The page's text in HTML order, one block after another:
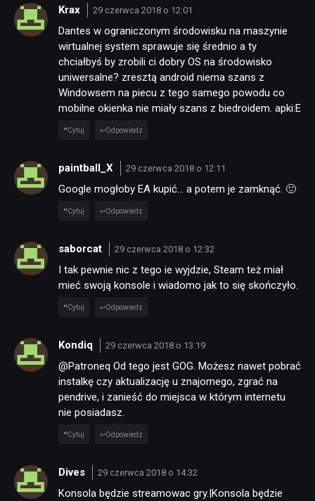
Krax 29 czerwca 2018 o 12:01
Dantes w ograniczonym środowisku na maszynie
wirtualnej system sprawuje się średnio a ty
chciałbyś by zrobili ci dobry OS na środowisko
uniwersalne? zresztą android niema szans z
Windowsem na piecu z tego samego powodu co
mobilne okienka nie miały szans z biedroidem. apki:E
Cytuj Odpowiedz
paintball_X 29 czerwca 2018 o 12:11
Google mogłoby EA kupić… a potem je zamknąć. 🙂
Cytuj Odpowiedz
saborcat 29 czerwca 2018 o 12:32
I tak pewnie nic z tego ie wyjdzie, Steam też miał
mieć swoją konsole i wiadomo jak to się skończyło.
Cytuj Odpowiedz
Kondiq 29 czerwca 2018 o 13:19
@Patroneq Od tego jest GOG. Możesz nawet pobrać
instalkę czy aktualizację u znajomego, zgrać na
pendrive, i zanieść do miejsca w którym internetu
nie posiadasz.
Cytuj Odpowiedz
Dives 29 czerwca 2018 o 14:32
Konsola będzie streamowac gry.|Konsola będzie